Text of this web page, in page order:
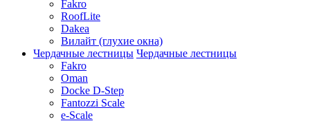
Fakro
RoofLite
Dakea
Вилайт (глухие окна)
Чердачные лестницы Чердачные лестницы
Fakro
Oman
Docke D-Step
Fantozzi Scale
e-Scale